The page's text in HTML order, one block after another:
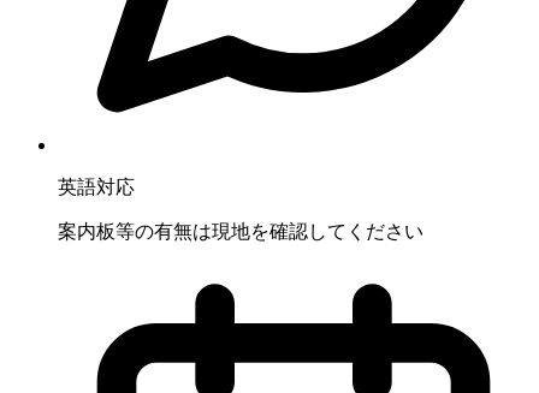
英語対応
案内板等の有無は現地を確認してください